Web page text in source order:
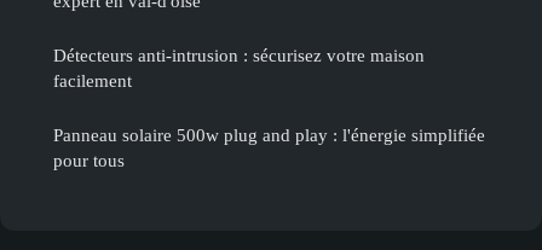
Détecteurs anti-intrusion : sécurisez votre maison
facilement
Panneau solaire 500w plug and play : l'énergie simplifiée
pour tous